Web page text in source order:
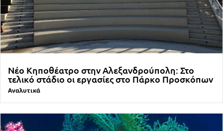
Νέο Κηποθέατρο στην Αλεξανδρούπολη: Στο
τελικό στάδιο οι εργασίες στο Πάρκο Προσκόπων
Αναλυτικά